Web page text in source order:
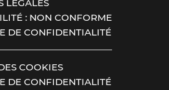
LÉGALES
: NON CONFORME
DE CONFIDENTIALITÉ
COOKIES
DE CONFIDENTIALITÉ